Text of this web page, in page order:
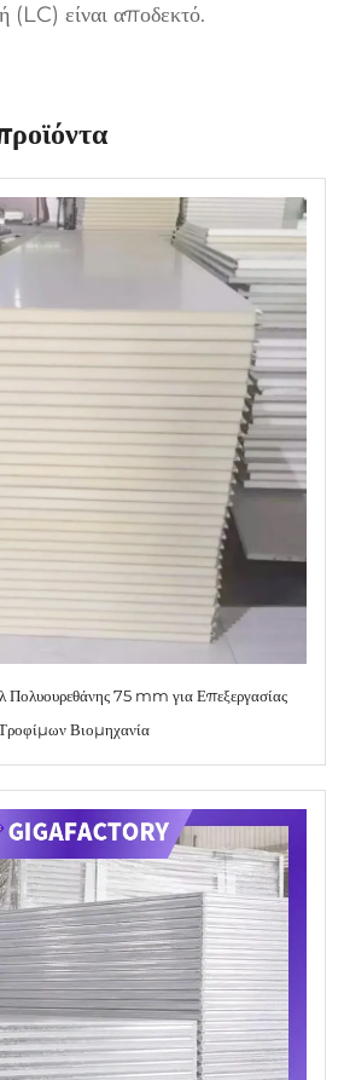
(LC) είναι αποδεκτό.
Πολυουρεθάνης 75 mm για Επεξεργασίας
Βιομηχανία